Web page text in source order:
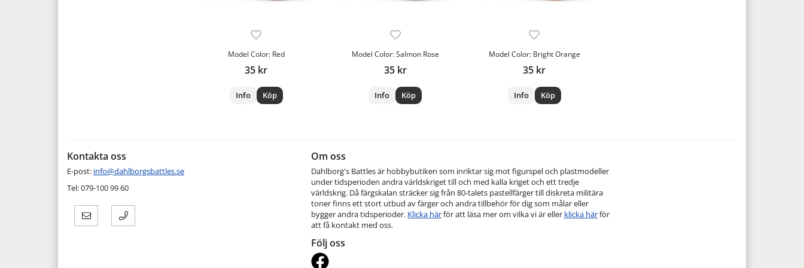
Model Color: Red
35 kr
Info Köp
Model Color: Salmon Rose
35 kr
Info Köp
Model Color: Bright Orange
35 kr
Info Köp
Kontakta oss
E-post: info@dahlborgsbattles.se
Tel: 079-100 99 60
Om oss
Dahlborg's Battles är hobbybutiken som inriktar sig mot figurspel och plastmodeller
under tidsperioden andra världskriget till och med kalla kriget och ett tredje
världskrig. Då färgskalan sträcker sig från 80-talets pastellfärger till diskreta militära
toner finns ett stort utbud av färger och andra tillbehör för dig som målar eller
bygger andra tidsperioder. Klicka härför att läsa mer om vilka vi är eller klicka härför
att få kontakt med oss.
Följ oss